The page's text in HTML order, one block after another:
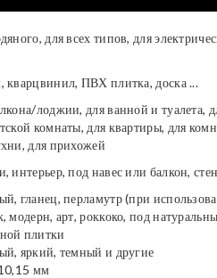
для всех типов, для
кварцвинил, ПВХ плитка, доска ...
лоджии, для ванной и туалета,
комнаты, для квартиры, для
для прихожей
интерьер, под навес или балкон,
гланец, перламутр (при
модерн, арт, роккоко, под
плитки
яркий, темный и другие
мм